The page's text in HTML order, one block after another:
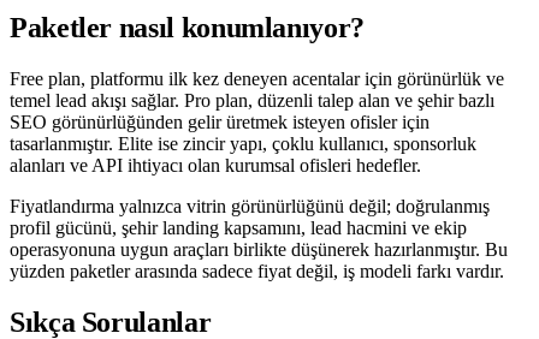
Paketler nasıl konumlanıyor?
Free plan, platformu ilk kez deneyen acentalar için görünürlük ve
temel lead akışı sağlar. Pro plan, düzenli talep alan ve şehir bazlı
SEO görünürlüğünden gelir üretmek isteyen ofisler için
tasarlanmıştır. Elite ise zincir yapı, çoklu kullanıcı, sponsorluk
alanları ve API ihtiyacı olan kurumsal ofisleri hedefler.
Fiyatlandırma yalnızca vitrin görünürlüğünü değil; doğrulanmış
profil gücünü, şehir landing kapsamını, lead hacmini ve ekip
operasyonuna uygun araçları birlikte düşünerek hazırlanmıştır. Bu
yüzden paketler arasında sadece fiyat değil, iş modeli farkı vardır.
Sıkça Sorulanlar